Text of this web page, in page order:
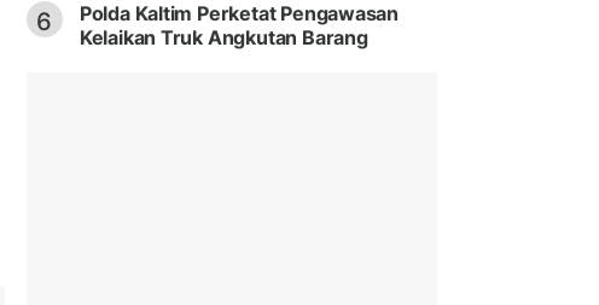
6
Polda Kaltim Perketat Pengawasan
Kelaikan Truk Angkutan Barang